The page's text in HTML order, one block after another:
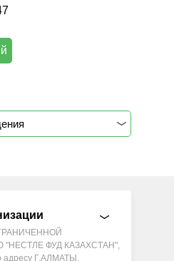
ФУД КАЗАХСТАН",
адресу Г.АЛМАТЫ,